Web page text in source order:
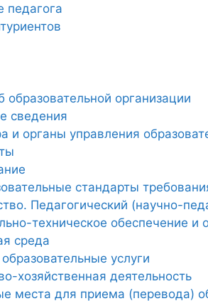
педагога
образовательной организации
сведения
и органы управления
стандарты
Педагогический (научно-
техническое обеспечение и
среда
услуги
хозяйственная деятельность
места для приема (перевода)